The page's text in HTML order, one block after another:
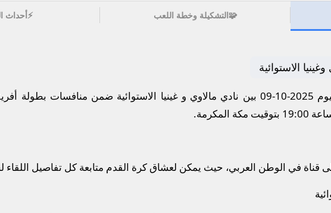
🧩التشكيلة وخطة اللعب ⚡أحداث
الاستوائية
تترقب الجماهير مواجهة نارية اليوم 2025-10-09 بين نادي مالاوي و غينيا الاستوائية ضمن
قناة في الوطن العربي، حيث يمكن لعشاق كرة القدم متابعة كل تفاصيل